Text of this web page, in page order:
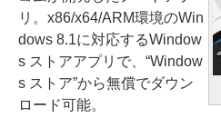
リ。x86/x64/ARM環境のWin
dows 8.1に対応するWindow
s ストアアプリで、“Window
s ストア”から無償でダウン
ロード可能。